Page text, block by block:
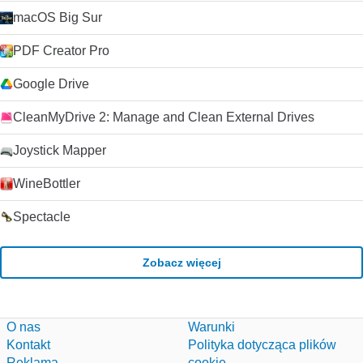
macOS Big Sur
PDF Creator Pro
Google Drive
CleanMyDrive 2: Manage and Clean External Drives
Joystick Mapper
WineBottler
Spectacle
Zobacz więcej
O nas
Kontakt
Warunki
Polityka dotycząca plików